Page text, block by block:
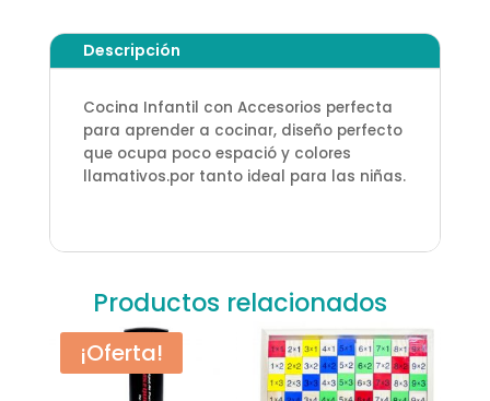
Descripción
Cocina Infantil con Accesorios perfecta
para aprender a cocinar, diseño perfecto
que ocupa poco espació y colores
llamativos.por tanto ideal para las niñas.
Productos relacionados
¡Oferta!